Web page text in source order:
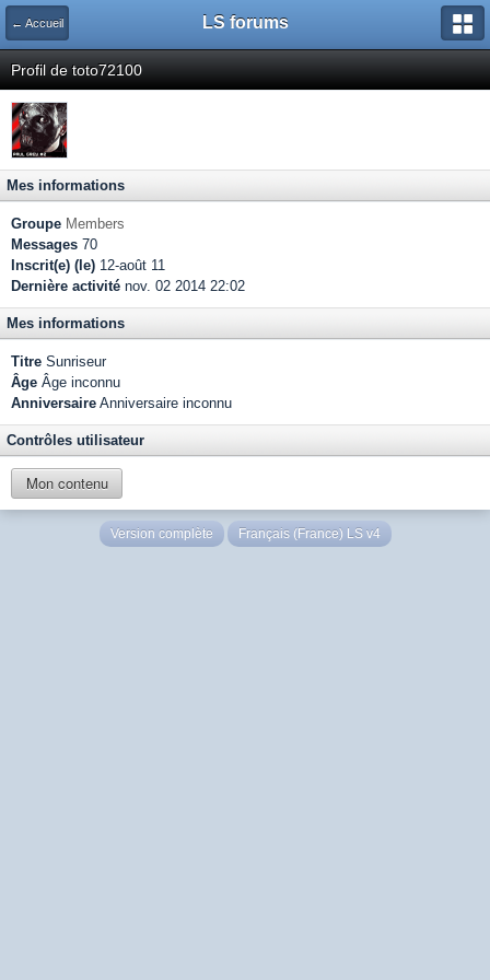
← Accueil LS forums
Profil de toto72100
Mes informations
Groupe Members
Messages 70
Inscrit(e) (le) 12-août 11
Dernière activité nov. 02 2014 22:02
Mes informations
Titre Sunriseur
Âge Âge inconnu
Anniversaire Anniversaire inconnu
Contrôles utilisateur
Mon contenu
Version complète Français (France) LS v4